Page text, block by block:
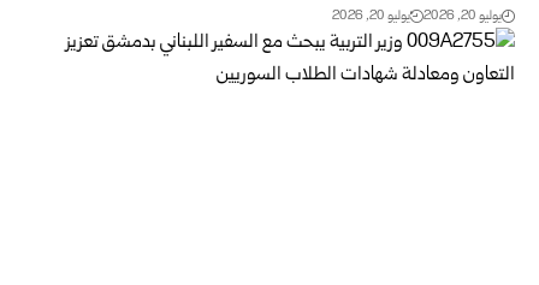
يوليو 20, 2026 يوليو 20, 2026